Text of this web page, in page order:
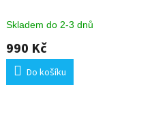
Skladem do 2-3 dnů
990 Kč
Do košíku